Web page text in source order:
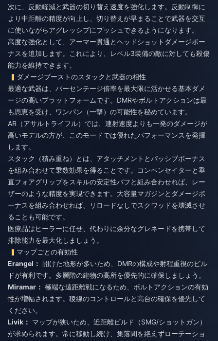
次に、反動軽減と武器の切り替え速度を強化します。反動制御に
より中距離の精度が向上し、切り替えが早まることで武器を交互
に使いながらアグレッシブにプッシュできるようになります。
高度な強化として、アーマー貫通とヘッドショットダメージボー
ナスを追加します。これにより、レベル3装備の敵に対しても殺傷
能力を維持できます。
ダメージブーストのスタックと武器の相性
最適な武器は、パーセンテージ倍率を最大限に活かせる基本ダメ
ージの高いプラットフォームです。DMRやボルトアクションは最
も恩恵を受け、ワンパン（一撃）の可能性を秘めています。
AR（アサルトライフル）では、連射速度よりも一発のダメージが
高いモデルの方が、このモードでは優れたパフォーマンスを発揮
します。
スタック（積み重ね）とは、アタッチメントとパッシブボーナス
を組み合わせて乗数効果を得ることです。コンペンセイターと垂
直フォアグリップをスキルの安定性バフと組み合わせれば、レー
ザーのような精度を実現できます。大容量マガジンとダメージボ
ーナスを組み合わせれば、リロードなしでスクワッドを壊滅させ
ることも可能です。
医療品はヒーラーに任せ、代わりに余分なグレネードを携帯して
排除能力を最大化しましょう。
マップごとの有効性
Erangel： 開けた地形が多いため、DMRの構成や射程重視のビル
ドが有利です。多層階の建物の高所を優先的に確保しましょう。
Miramar： 極端な遠距離戦になるため、ボルトアクションの有効
性が増幅されます。稜線のコントロールと高台の確保を優先して
ください。
Livik： マップが狭いため、近距離ビルド（SMG/ショットガン）
が求められます。常に移動し続け、集落間を絶えずローテーショ